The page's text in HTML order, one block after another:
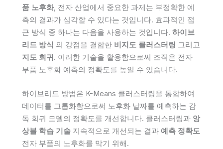
품 노후화, 전자 산업에서 중요한 과제는 부정확한 예
측의 결과가 심각할 수 있다는 것입니다. 효과적인 접
근 방식 중 하나는 다음을 사용하는 것입니다. 하이브
리드 방식 의 강점을 결합한 비지도 클러스터링 그리고
지도 회귀 . 이러한 기술을 활용함으로써 조직은 전자
부품 노후화 예측의 정확도를 높일 수 있습니다.
하이브리드 방법은 K-Means 클러스터링을 통합하여
데이터를 그룹화함으로써 노후화 날짜를 예측하는 감
독 회귀 모델의 정확도를 개선합니다. 클러스터링과 앙
상블 학습 기술 지속적으로 개선되는 결과 예측 정확도
전자 부품의 노후화를 막기 위해.